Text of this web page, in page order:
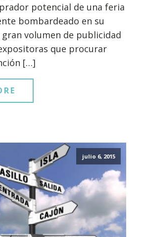
potencial de una feria
bombardeado en su
volumen de publicidad
que procurar
[…]
julio 6, 2015